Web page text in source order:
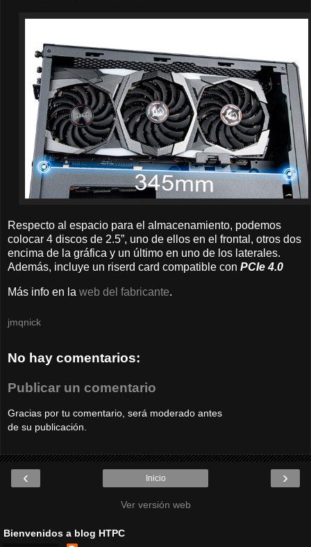
Respecto al espacio para el almacenamiento, podemos
colocar 4 discos de 2.5”, uno de ellos en el frontal, otros dos
encima de la gráfica y un último en uno de los laterales.
Además, incluye un riserd card compatible con PCIe 4.0
Más info en la web del fabricante.
jmqnick
No hay comentarios:
Publicar un comentario
Gracias por tu comentario, será moderado antes
de su publicación.
‹ ›
Inicio
Ver versión web
Bienvenidos a blog HTPC